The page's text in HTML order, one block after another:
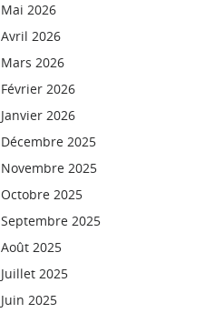
Mai 2026
Avril 2026
Mars 2026
Février 2026
Janvier 2026
Décembre 2025
Novembre 2025
Octobre 2025
Septembre 2025
Août 2025
Juillet 2025
Juin 2025